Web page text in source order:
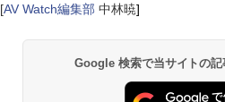
[AV Watch編集部 中林暁]
Google 検索で当サイトの